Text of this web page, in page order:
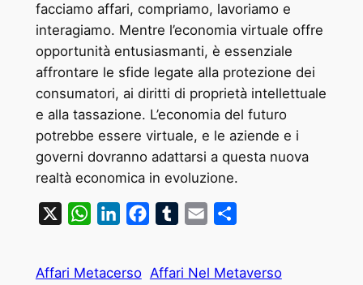
facciamo affari, compriamo, lavoriamo e
interagiamo. Mentre l’economia virtuale offre
opportunità entusiasmanti, è essenziale
affrontare le sfide legate alla protezione dei
consumatori, ai diritti di proprietà intellettuale
e alla tassazione. L’economia del futuro
potrebbe essere virtuale, e le aziende e i
governi dovranno adattarsi a questa nuova
realtà economica in evoluzione.
WhatsAppLinkedInFacebookTumblrEmail
Affari Metacerso Affari Nel Metaverso